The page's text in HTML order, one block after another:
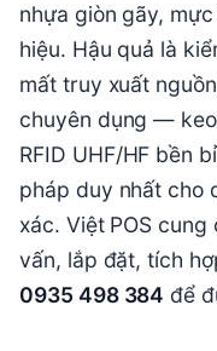
nhựa giòn gãy,
hiệu. Hậu quả là
mất truy xuất
chuyên dụng —
RFID UHF/HF bền
pháp duy nhất cho
xác. Việt POS
vấn, lắp đặt, tích
0935 498 384 để